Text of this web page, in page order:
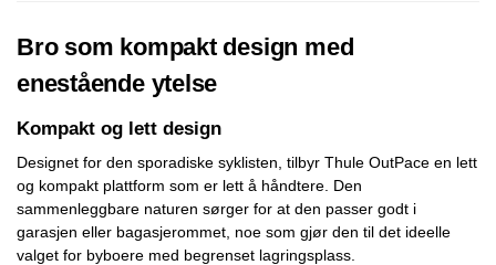
Bro som kompakt design med
enestående ytelse
Kompakt og lett design
Designet for den sporadiske syklisten, tilbyr Thule OutPace en lett
og kompakt plattform som er lett å håndtere. Den
sammenleggbare naturen sørger for at den passer godt i
garasjen eller bagasjerommet, noe som gjør den til det ideelle
valget for byboere med begrenset lagringsplass.